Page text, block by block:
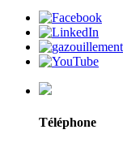
Téléphone